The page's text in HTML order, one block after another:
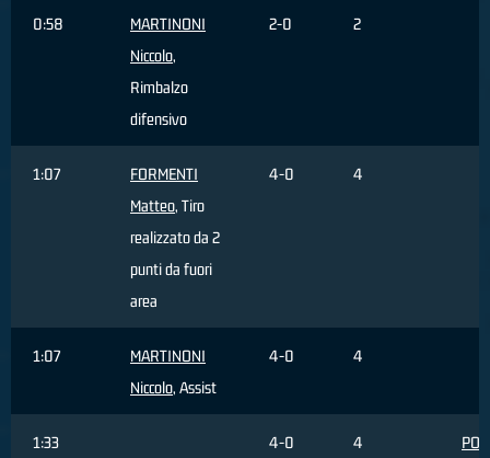
0:58
MARTINONI
Niccolo,
Rimbalzo
difensivo
2-0 2
1:07
FORMENTI
Matteo, Tiro
realizzato da 2
punti da fuori
area
4-0 4
1:07
MARTINONI
Niccolo, Assist
4-0 4
1:33 4-0 4